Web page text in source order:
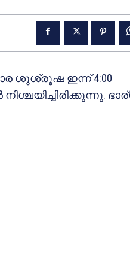
ശുശ്രൂഷ ഇന്ന് 4:00